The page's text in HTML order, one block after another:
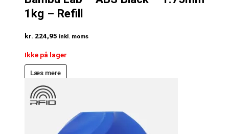
1kg – Refill
kr. 224,95 inkl. moms
Ikke på lager
Læs mere